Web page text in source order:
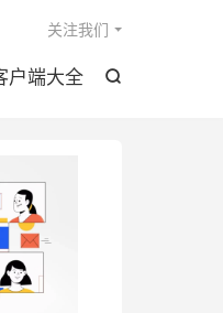

户端大全
关注我们